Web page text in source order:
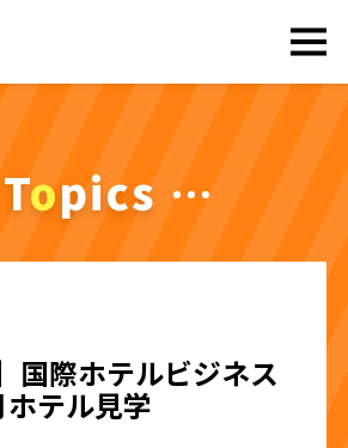
Topics
国際ホテルビジネス
テル見学